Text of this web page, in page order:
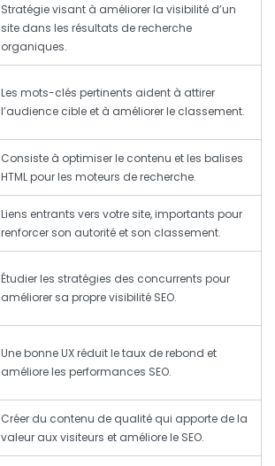
Stratégie visant à améliorer la visibilité d’un
site dans les résultats de recherche
organiques.
Les mots-clés pertinents aident à attirer
l’audience cible et à améliorer le classement.
Consiste à optimiser le contenu et les balises
HTML pour les moteurs de recherche.
Liens entrants vers votre site, importants pour
renforcer son autorité et son classement.
Étudier les stratégies des concurrents pour
améliorer sa propre visibilité SEO.
Une bonne UX réduit le taux de rebond et
améliore les performances SEO.
Créer du contenu de qualité qui apporte de la
valeur aux visiteurs et améliore le SEO.